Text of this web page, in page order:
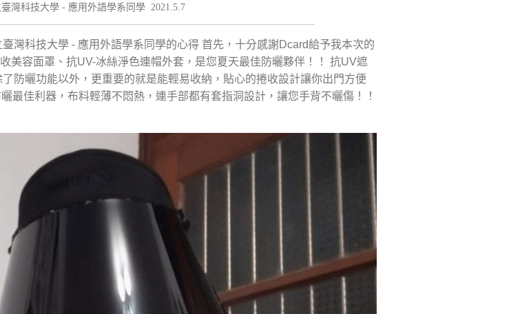
灣科技大學 - 應用外語學系同學 2021.5.7
灣科技大學 - 應用外語學系同學的心得 首先，十分感謝Dcard給予我本次的
美容面罩、抗UV-冰絲淨色連帽外套，是您夏天最佳防曬夥伴！！ 抗UV遮
防曬功能以外，更重要的就是能輕易收納，貼心的捲收設計讓你出門方便
最佳利器，布料輕薄不悶熱，連手部都有套指洞設計，讓您手背不曬傷！！